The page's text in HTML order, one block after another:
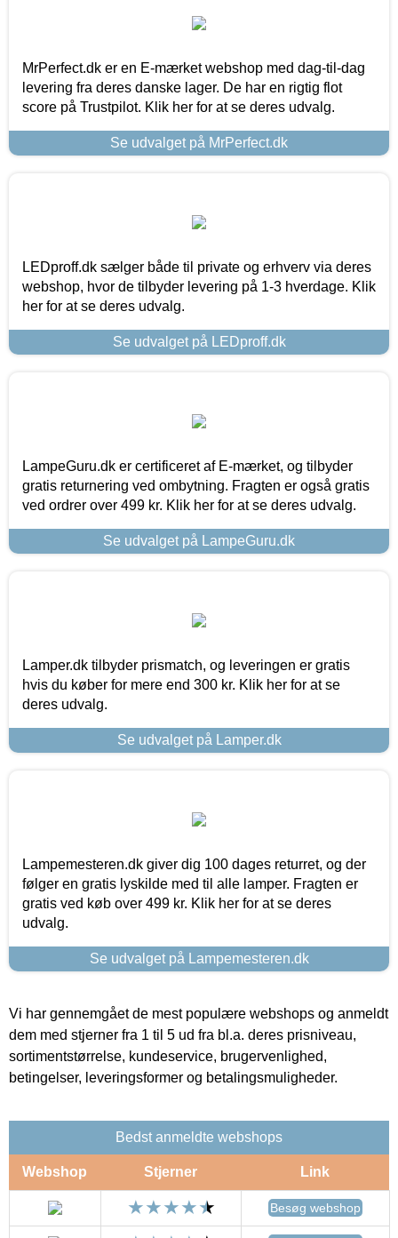
MrPerfect.dk er en E-mærket webshop med dag-til-dag
levering fra deres danske lager. De har en rigtig flot
score på Trustpilot. Klik her for at se deres udvalg.
Se udvalget på MrPerfect.dk
LEDproff.dk sælger både til private og erhverv via deres
webshop, hvor de tilbyder levering på 1-3 hverdage. Klik
her for at se deres udvalg.
Se udvalget på LEDproff.dk
LampeGuru.dk er certificeret af E-mærket, og tilbyder
gratis returnering ved ombytning. Fragten er også gratis
ved ordrer over 499 kr. Klik her for at se deres udvalg.
Se udvalget på LampeGuru.dk
Lamper.dk tilbyder prismatch, og leveringen er gratis
hvis du køber for mere end 300 kr. Klik her for at se
deres udvalg.
Se udvalget på Lamper.dk
Lampemesteren.dk giver dig 100 dages returret, og der
følger en gratis lyskilde med til alle lamper. Fragten er
gratis ved køb over 499 kr. Klik her for at se deres
udvalg.
Se udvalget på Lampemesteren.dk
Vi har gennemgået de mest populære webshops og anmeldt
dem med stjerner fra 1 til 5 ud fra bl.a. deres prisniveau,
sortimentstørrelse, kundeservice, brugervenlighed,
betingelser, leveringsformer og betalingsmuligheder.
Bedst anmeldte webshops
Webshop Stjerner Link
Besøg webshop